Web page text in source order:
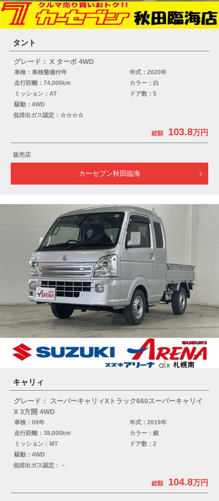
タント
グレード： X ターボ 4WD
車検：車検整備付年
年式：2020年
走行距離：74,000km
カラー：白
ミッション：AT
ドア数：5
駆動：4WD
低排出ガス認定：☆☆☆☆
103.8
販売店
カーセブン秋田臨海
キャリィ
グレード： スーパーキャリィXトラック660スーパーキャリイ
X 3方開 4WD
車検：09年
年式：2019年
走行距離：38,000km
カラー：銀
ミッション：MT
ドア数：2
駆動：4WD
低排出ガス認定：－
104.8